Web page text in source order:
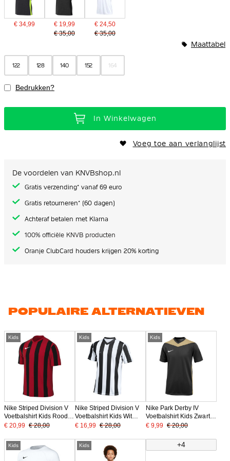
€ 34,99
€ 19,99
€ 35,00
€ 24,50
€ 35,00
122 128 140 152 164
Maattabel
Bedrukken?
In Winkelwagen
Voeg toe aan verlanglijst
De voordelen van KNVBshop.nl
Gratis verzending* vanaf 69 euro
Gratis retourneren* (60 dagen)
Achteraf betalen met Klarna
100% officiële KNVB producten
Oranje ClubCard houders krijgen 20% korting
POPULAIRE ALTERNATIEVEN
Kids
Nike Striped Division V
Voetbalshirt Kids Rood
Zwart
€ 20,99 € 28,00
Kids
Nike Striped Division V
Voetbalshirt Kids Wit
Zwart
€ 16,99 € 28,00
Kids
Nike Park Derby IV
Voetbalshirt Kids Zwart
Goud Wit
€ 9,99 € 20,00
Kids Kids +4